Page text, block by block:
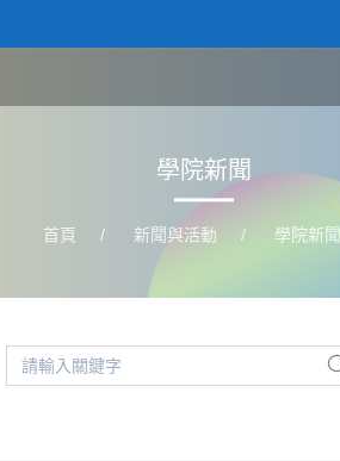
學院新聞
首頁 / 新聞與活動 / 學院新聞